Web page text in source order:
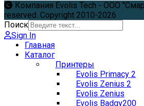
Компания Evolis Tech - ООО
reserved. Copyright 2010-2026
Поиск
Sign In
Главная
Каталог
Принтеры
Evolis Primacy 2
Evolis Zenius 2
Evolis Zenius
Evolis Badgy200